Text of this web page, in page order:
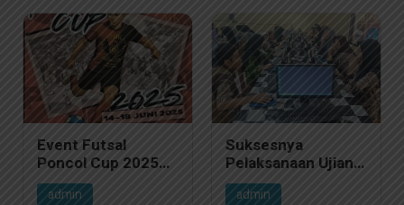
Event Futsal
Poncol Cup 2025
Resmi Dimulai, 30
Tim dari
admin
Suksesnya
Pelaksanaan Ujian
PTS di SMK Poncol
Jakarta
admin